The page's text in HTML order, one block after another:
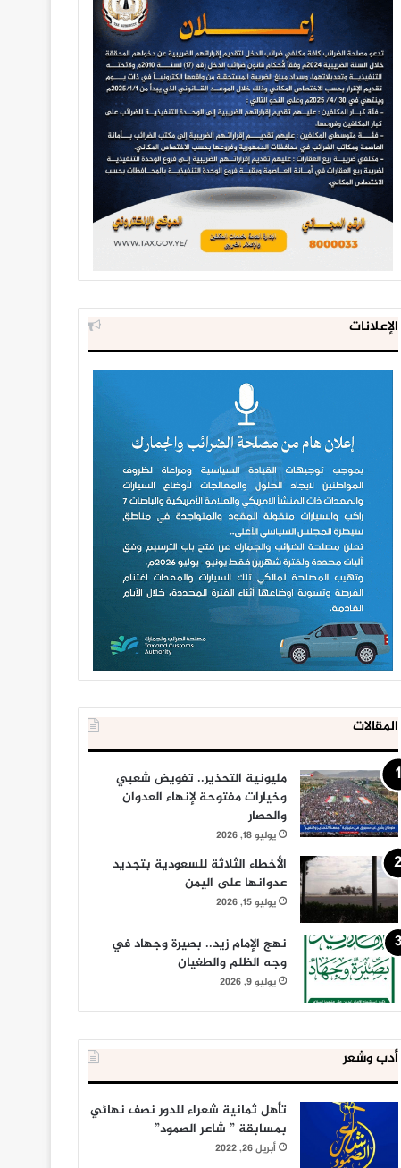
الإعلانات
المقالات
مليونية التحذير.. تفويض شعبي
وخيارات مفتوحة لإنهاء العدوان
والحصار
يوليو 18, 2026
الأخطاء الثلاثة للسعودية بتجديد
عدوانها على اليمن
يوليو 15, 2026
نهج الإمام زيد.. بصيرة وجهاد في
وجه الظلم والطغيان
يوليو 9, 2026
أدب وشعر
تأهل ثمانية شعراء للدور نصف نهائي
بمسابقة ” شاعر الصمود”
أبريل 26, 2022